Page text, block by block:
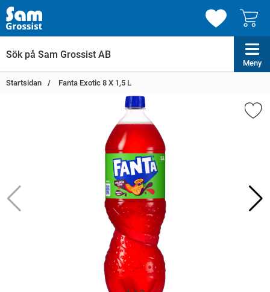
Meny
Startsidan Fanta Exotic 8 X 1,5 L